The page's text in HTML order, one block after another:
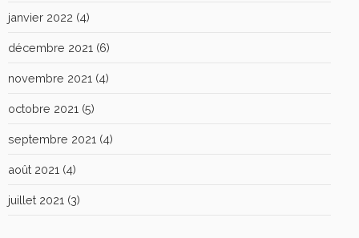
janvier 2022 (4)
décembre 2021 (6)
novembre 2021 (4)
octobre 2021 (5)
septembre 2021 (4)
août 2021 (4)
juillet 2021 (3)